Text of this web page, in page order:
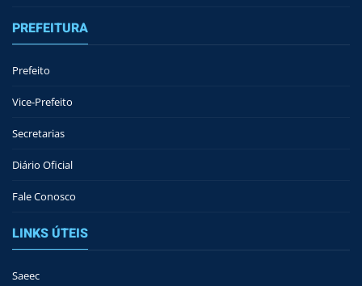
PREFEITURA
Prefeito
Vice-Prefeito
Secretarias
Diário Oficial
Fale Conosco
LINKS ÚTEIS
Saeec